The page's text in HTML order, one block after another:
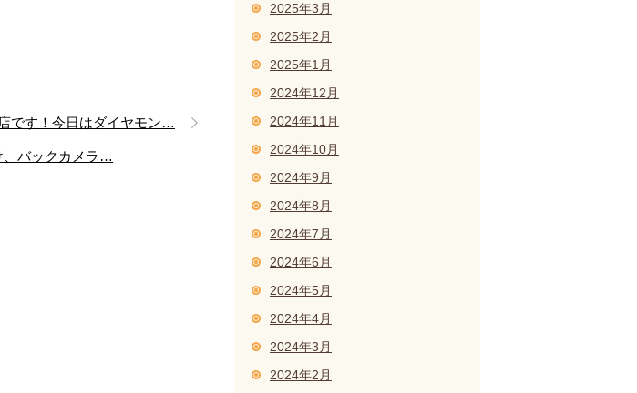
です！今日はダイヤモン…
、バックカメラ…
2025年3月
2025年2月
2025年1月
2024年12月
2024年11月
2024年10月
2024年9月
2024年8月
2024年7月
2024年6月
2024年5月
2024年4月
2024年3月
2024年2月